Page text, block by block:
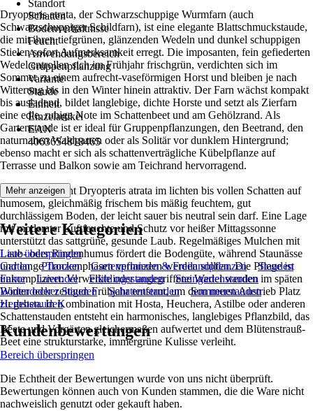
Standort
Schatten
Bodenverhältnisse
Feucht
Anwendungsbereich
Gruppenpflanzung
Variante
Staude
Einheit
Einzelartikel
EAN
4063654818465
Dryopteris atrata, der Schwarzschuppige Wurmfarn (auch
Schwarzschuppiger Schildfarn), ist eine elegante Blattschmuckstaude,
die mit ihren tiefgrünen, glänzenden Wedeln und dunkel schuppigen
Stielen sofort Aufmerksamkeit erregt. Die imposanten, fein gefiederten
Wedel entrollen sich im Frühjahr frischgrün, verdichten sich im
Sommer zu einem aufrecht-vaseförmigen Horst und bleiben je nach
Witterung bis in den Winter hinein attraktiv. Der Farn wächst kompakt
bis ausladend, bildet langlebige, dichte Horste und setzt als Zierfarn
eine edle, ruhige Note im Schattenbeet und am Gehölzrand. Als
Gartenstaude ist er ideal für Gruppenpflanzungen, den Beetrand, den
naturnahen Waldgarten oder als Solitär vor dunklem Hintergrund;
ebenso macht er sich als schattenverträgliche Kübelpflanze auf
Terrasse und Balkon sowie am Teichrand hervorragend.
Am liebsten steht Dryopteris atrata im lichten bis vollen Schatten auf
humosem, gleichmäßig frischem bis mäßig feuchtem, gut
durchlässigem Boden, der leicht sauer bis neutral sein darf. Eine Lage
mit moderater Luftfeuchte und Schutz vor heißer Mittagssonne
unterstützt das sattgrüne, gesunde Laub. Regelmäßiges Mulchen mit
Laub- oder Rindenhumus fördert die Bodengüte, während Staunässe
und lange Trockenphasen vermieden werden sollten. Die Pflege ist
unkompliziert: Verwelkte oder angegriffene Wedel werden im späten
Winter oder zeitigen Frühjahr entfernt, um dem neuen Austrieb Platz
zu geben. In Kombination mit Hosta, Heuchera, Astilbe oder anderen
Schattenstauden entsteht ein harmonisches, langlebiges Pflanzbild, das
Beete und Vorgärten gleichermaßen aufwertet und dem Blütenstrauß-
Beet eine strukturstarke, immergrüne Kulisse verleiht.
Mehr anzeigen
Weitere Kategorien
Liste überspringen
Garten
Pflanzen Gartenpflanzen & Freilandpflanzen
Stauden
Farne
Lavendel Frühlingsstauden
Steingartenstauden
Bodendecker Stauden
Schattenstauden
Sommerstauden
Herbststauden
Kundenbewertungen
Bereich überspringen
Die Echtheit der Bewertungen wurde von uns nicht überprüft.
Bewertungen können auch von Kunden stammen, die die Ware nicht
nachweislich genutzt oder gekauft haben.